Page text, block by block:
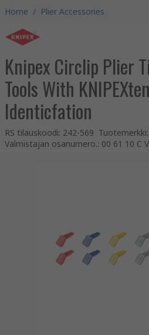
Home / Plier Accessories
Knipex Circlip Plier
Tools With
Identicfation
RS tilauskoodi: 242-569 Tuotemerkki:
Valmistajan osanumero.: 00 61 10 C